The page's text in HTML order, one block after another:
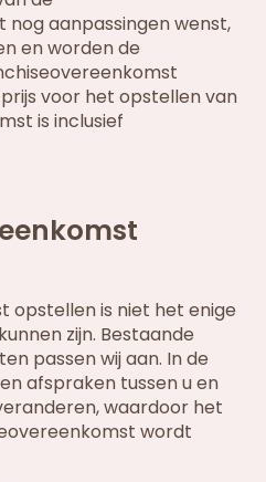
aanpassingen wenst,
en worden de
voor het opstellen van
is inclusief
opstellen is niet het enige
zijn. Bestaande
passen wij aan. In de
afspraken tussen u en
waardoor het
wordt